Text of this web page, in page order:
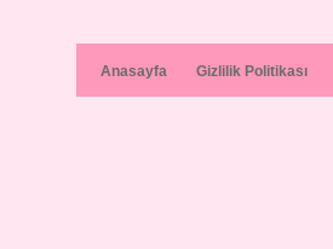
Anasayfa Gizlilik Politikası